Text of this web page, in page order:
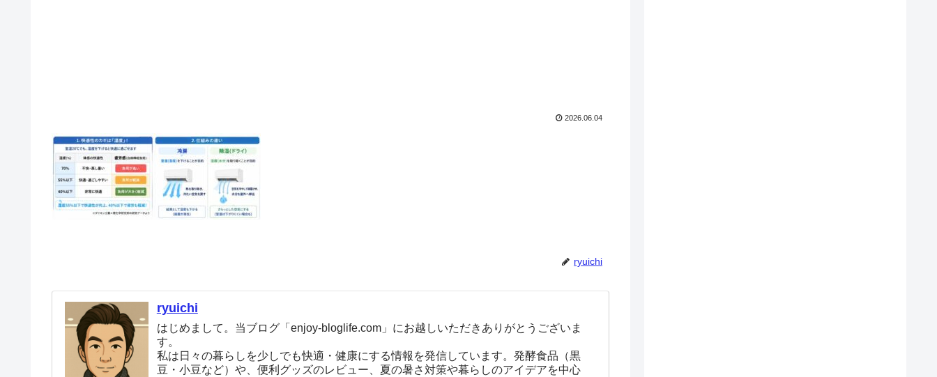
2026.06.04
ryuichi
ryuichi
はじめまして。当ブログ「enjoy-bloglife.com」にお越しいただきありがとうございま
す。
私は日々の暮らしを少しでも快適・健康にする情報を発信しています。発酵食品（黒
豆・小豆など）や、便利グッズのレビュー、夏の暑さ対策や暮らしのアイデアを中心